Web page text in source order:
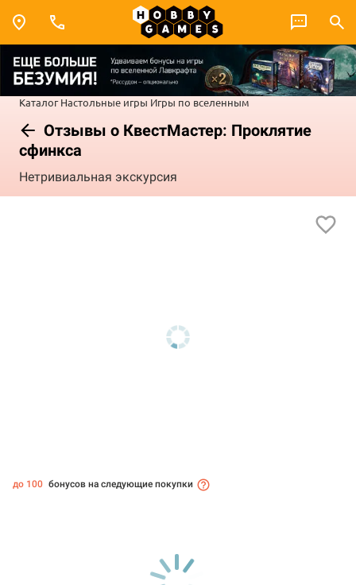
Каталог Настольные игры Игры по вселенным
Отзывы о КвестМастер: Проклятие
сфинкса
Нетривиальная экскурсия
до 100 бонусов на следующие покупки